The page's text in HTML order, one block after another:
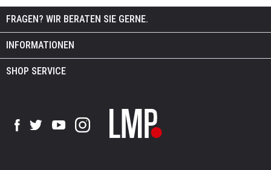
FRAGEN? WIR BERATEN SIE GERNE.
INFORMATIONEN
SHOP SERVICE